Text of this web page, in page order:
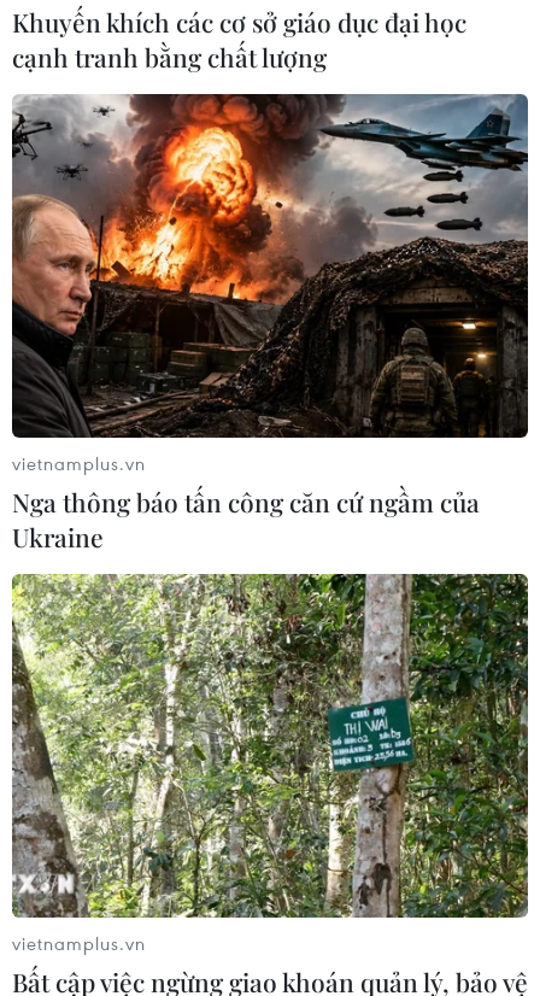
TIN LIÊN QUAN
EU lên kế hoạch đáp trả thuế quan thép
của Mỹ
19/03/2025 23:16
Ủy ban châu Âu (EC) ngày 19/3 đã công bố kế hoạch
cắt giảm thêm 15% lượng nhập khẩu thép từ ngày 1/4,
như một phần trong nỗ lực bảo vệ ngành công nghiệp
thép châu Âu đang gặp khó khăn.
Khuyến khích các cơ sở giáo dục đại học
cạnh tranh bằng chất lượng
vietnamplus.vn
Nga thông báo tấn công căn cứ ngầm của
Ukraine
vietnamplus.vn
Bất cập việc ngừng giao khoán quản lý, bảo vệ